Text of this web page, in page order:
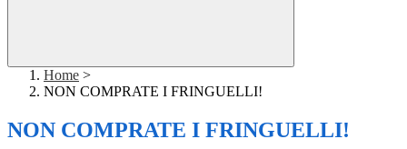
Home >
NON COMPRATE I FRINGUELLI!
NON COMPRATE I FRINGUELLI!